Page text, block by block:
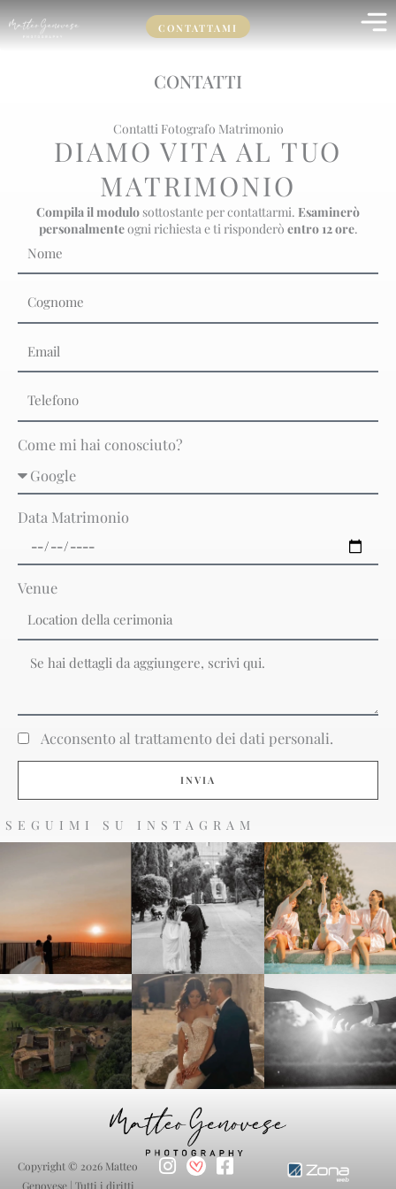
Vai
al
CONTATTAMI
CONTATTI
Contatti Fotografo Matrimonio
DIAMO VITA AL TUO
MATRIMONIO
Compila il modulo sottostante per contattarmi. Esaminerò
personalmenteogni richiesta e ti risponderò entro 12 ore.
Come mi hai conosciuto?
Data Matrimonio
Venue
Acconsento al trattamento dei dati personali.
INVIA
SEGUIMI SU INSTAGRAM
Copyright © 2026 Matteo
Genovese | Tutti i diritti